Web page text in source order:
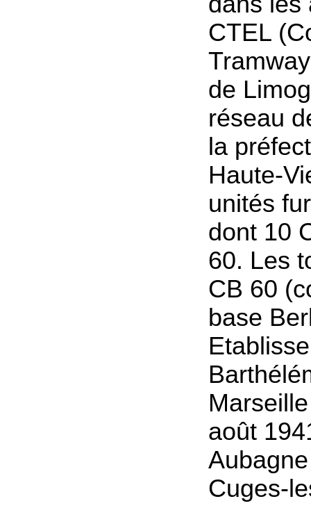
CTEL
de
réseau
la
Haute-
unités
dont 10
60. Les
CB 60
base
août
Cuges-